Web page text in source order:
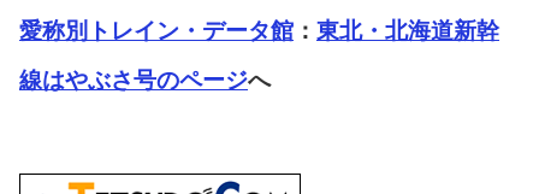
愛称別トレイン・データ館 ： 東北・北海道新幹
線はやぶさ号のページへ